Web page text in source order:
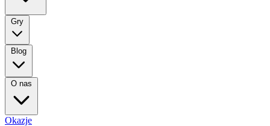
Gry
Blog
O nas
Okazje